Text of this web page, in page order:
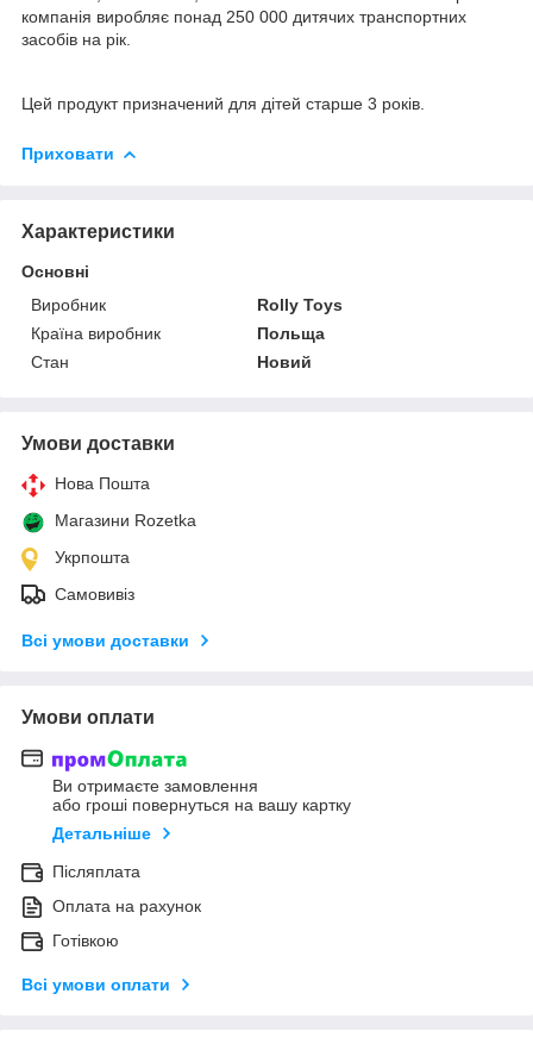
компанія виробляє понад 250 000 дитячих транспортних
засобів на рік.
Цей продукт призначений для дітей старше 3 років.
Приховати
Характеристики
Основні
Виробник
Rolly Toys
Країна виробник
Польща
Стан
Новий
Умови доставки
Нова Пошта
Магазини Rozetka
Укрпошта
Самовивіз
Всі умови доставки
Умови оплати
Ви отримаєте замовлення
або гроші повернуться на вашу картку
Детальніше
Післяплата
Оплата на рахунок
Готівкою
Всі умови оплати